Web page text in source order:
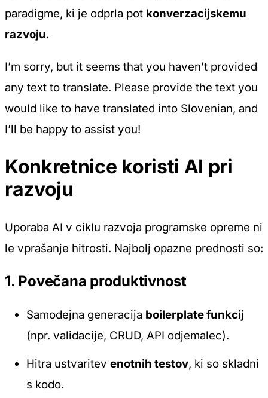
paradigme, ki je odprla pot konverzacijskemu
razvoju.
I’m sorry, but it seems that you haven’t provided
any text to translate. Please provide the text you
would like to have translated into Slovenian, and
I’ll be happy to assist you!
Konkretnice koristi AI pri
razvoju
Uporaba AI v ciklu razvoja programske opreme ni
le vprašanje hitrosti. Najbolj opazne prednosti so:
1. Povečana produktivnost
Samodejna generacija boilerplate funkcij
(npr. validacije, CRUD, API odjemalec).
Hitra ustvaritevenotnih testov, ki so skladni
s kodo.